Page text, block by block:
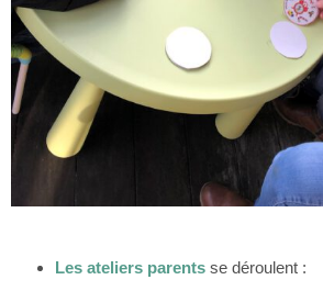
Les ateliers parents se déroulent :